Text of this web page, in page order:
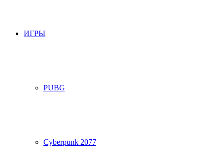
ИГРЫ
PUBG
Cyberpunk 2077